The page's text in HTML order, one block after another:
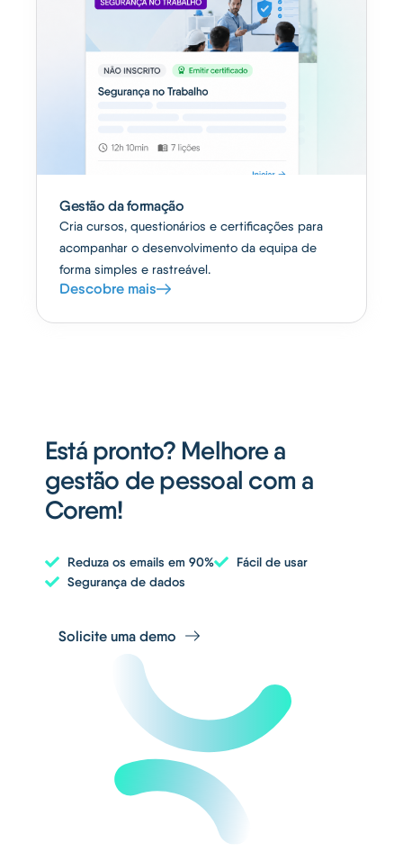
Gestão da formação
Cria cursos, questionários e certificações para
acompanhar o desenvolvimento da equipa de
forma simples e rastreável.
Descobre mais
Está pronto? Melhore a
gestão de pessoal com a
Corem!
Reduza os emails em 90%
Fácil de usar
Segurança de dados
Solicite uma demo